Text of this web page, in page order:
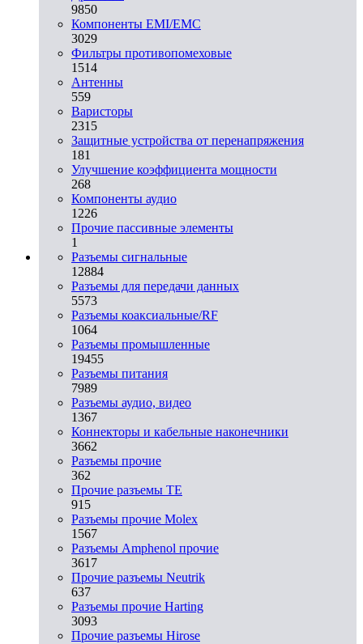
9850
Компоненты EMI/EMC
3029
Фильтры противопомеховые
1514
Антенны
559
Варисторы
2315
Защитные устройства от перенапряжения
181
Улучшение коэффициента мощности
268
Компоненты аудио
1226
Прочие пассивные элементы
1
Разъeмы сигнальные
12884
Разъeмы для передачи данных
5573
Разъeмы коаксиальные/RF
1064
Разъeмы промышленные
19455
Разъeмы питания
7989
Разъeмы аудио, видео
1367
Коннекторы и кабельные наконечники
3662
Разъeмы прочие
362
Прочие разъемы TE
915
Разъемы прочие Molex
1567
Разъемы Amphenol прочие
3617
Прочие разъемы Neutrik
637
Разъемы прочие Harting
3093
Прочие разъемы Hirose